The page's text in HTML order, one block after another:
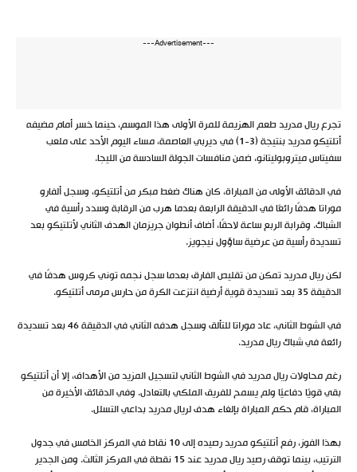
---Advertisement---
تجرع ريال مدريد طعم الهزيمة للمرة الأولى هذا الموسم، حينما خسر أمام مضيفه
أتلتيكو مدريد بنتيجة (3-1) في ديربي العاصمة، مساء اليوم الأحد على ملعب
سفيتاس ميتروبوليتانو، ضمن منافسات الجولة السادسة من الليجا.
في الدقائق الأولى من المباراة، كان هناك ضغط مبكر من أتلتيكو، وسجل ألفارو
موراتا هدفًا رائعًا في الدقيقة الرابعة بعدما هرب من الرقابة وسدد رأسية في
الشباك. وقرابة الربع ساعة لاحقًا، أضاف أنطوان جريزمان الهدف الثاني لأتلتيكو بعد
تسديدة رأسية من عرضية ساؤول نيجويز.
لكن ريال مدريد تمكن من تقليص الفارق بعدما سجل نجمه توني كروس هدفًا في
الدقيقة 35 بعد تسديدة قوية أرضية انتزعت الكرة من حارس مرمى أتلتيكو.
في الشوط الثاني، عاد موراتا للتألق وسجل هدفه الثاني في الدقيقة 46 بعد تسديدة
رائعة في شباك ريال مدريد.
رغم محاولات ريال مدريد في الشوط الثاني لتسجيل المزيد من الأهداف، إلا أن أتلتيكو
بقي قويًا دفاعيًا ولم يسمح للفريق الملكي بالتعادل. وفي الدقائق الأخيرة من
المباراة، قام حكم المباراة بإلغاء هدف لريال مدريد بداعي التسلل.
بهذا الفوز، رفع أتلتيكو مدريد رصيده إلى 10 نقاط في المركز الخامس في جدول
الترتيب، بينما توقف رصيد ريال مدريد عند 15 نقطة في المركز الثالث. ومن الجدير